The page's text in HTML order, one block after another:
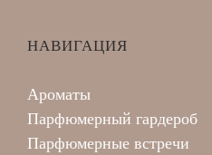
НАВИГАЦИЯ
Ароматы
Парфюмерный гардероб
Парфюмерные встречи